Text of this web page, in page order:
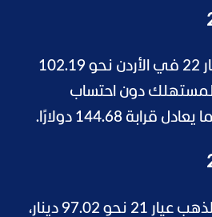
سجل سعر الذهب عيار 22 في الأردن نحو 102.19
للمستهلك دون احتساب
144.68 دولارًا.
سجل سعر بيع غرام الذهب عيار 21 نحو 97.02 دينار،